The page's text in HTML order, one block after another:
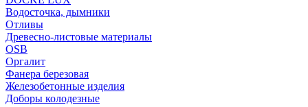
Водосточка, дымники
Отливы
Древесно-листовые материалы
OSB
Оргалит
Фанера березовая
Железобетонные изделия
Доборы колодезные